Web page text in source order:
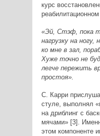
курс
«Эй, Стэф, пока
нагрузку на ногу,
ко мне в зал,
Хуже точно не
легче пережить
простоя».
С. Карри
стуле, выполнял
на дриблинг с
мячами» [3].
этом компоненте